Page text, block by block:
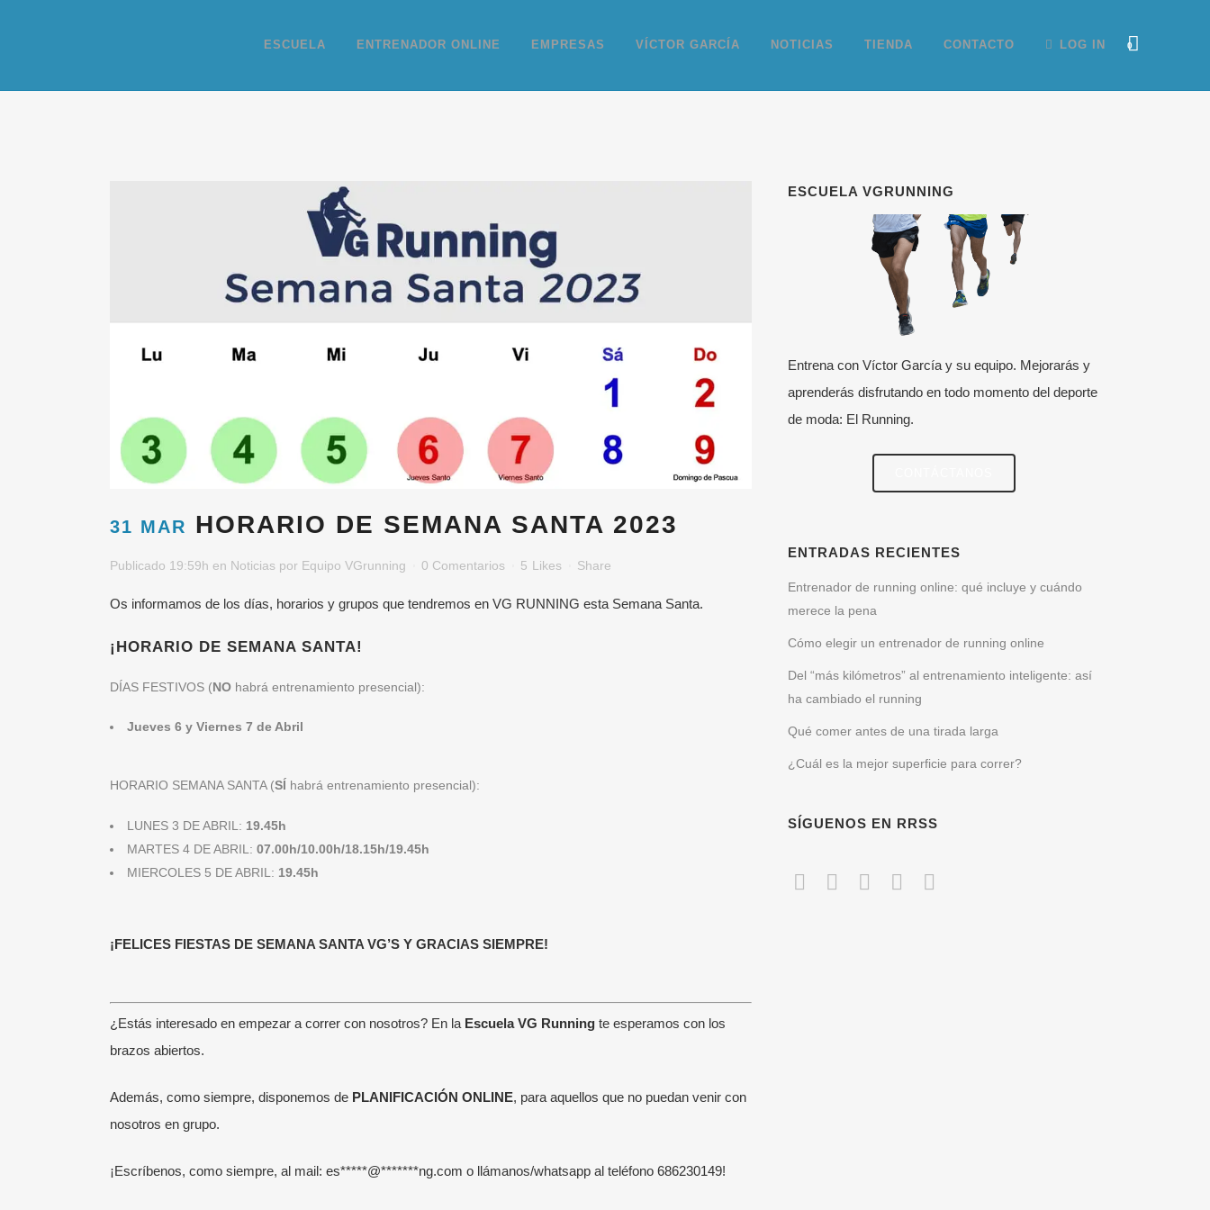
0
ESCUELA ENTRENADOR ONLINE EMPRESAS VÍCTOR GARCÍA NOTICIAS TIENDA CONTACTO LOG IN
31 MAR HORARIO DE SEMANA SANTA 2023
Publicado 19:59h en Noticias por Equipo VGrunning 0 Comentarios 5 Likes Share
Os informamos de los días, horarios y grupos que tendremos en VG RUNNING esta Semana Santa.
¡HORARIO DE SEMANA SANTA!
DÍAS FESTIVOS (NO habrá entrenamiento presencial):
Jueves 6 y Viernes 7 de Abril
HORARIO SEMANA SANTA (SÍ habrá entrenamiento presencial):
LUNES 3 DE ABRIL: 19.45h
MARTES 4 DE ABRIL: 07.00h/10.00h/18.15h/19.45h
MIERCOLES 5 DE ABRIL: 19.45h
¡FELICES FIESTAS DE SEMANA SANTA VG’S Y GRACIAS SIEMPRE!
¿Estás interesado en empezar a correr con nosotros? En la Escuela VG Running te esperamos con los
brazos abiertos.
Además, como siempre, disponemos de PLANIFICACIÓN ONLINE, para aquellos que no puedan venir con
nosotros en grupo.
¡Escríbenos, como siempre, al mail: es*****@*******ng.com o llámanos/whatsapp al teléfono 686230149!
ESCUELA VGRUNNING
Entrena con Víctor García y su equipo. Mejorarás y
aprenderás disfrutando en todo momento del deporte
de moda: El Running.
ENTRADAS RECIENTES
Entrenador de running online: qué incluye y cuándo
merece la pena
Cómo elegir un entrenador de running online
Del “más kilómetros” al entrenamiento inteligente: así
ha cambiado el running
Qué comer antes de una tirada larga
¿Cuál es la mejor superficie para correr?
SÍGUENOS EN RRSS
¡SÍGUENOS!
Somos la Escuela de Running de Victor
Corremos en grupo por el Parque del
Retiro de Madrid mejorando y
ÚLTIMAS NOTICIAS
online
MENÚ RÁPIDO
Escuela VG Kids